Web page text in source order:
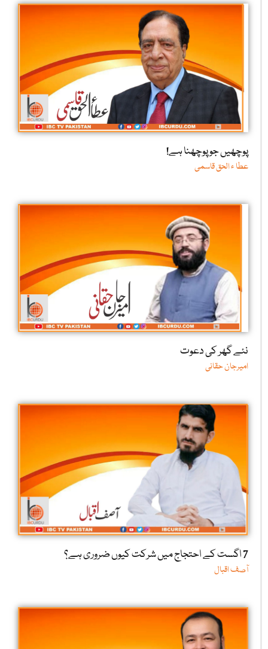
پوچھیں جو پوچھنا ہے!
عطا ء الحق قاسمی
نئے گھر کی دعوت
امیرجان حقانی
7 اگست کے احتجاج میں شرکت کیوں ضروری ہے؟
آصف اقبال